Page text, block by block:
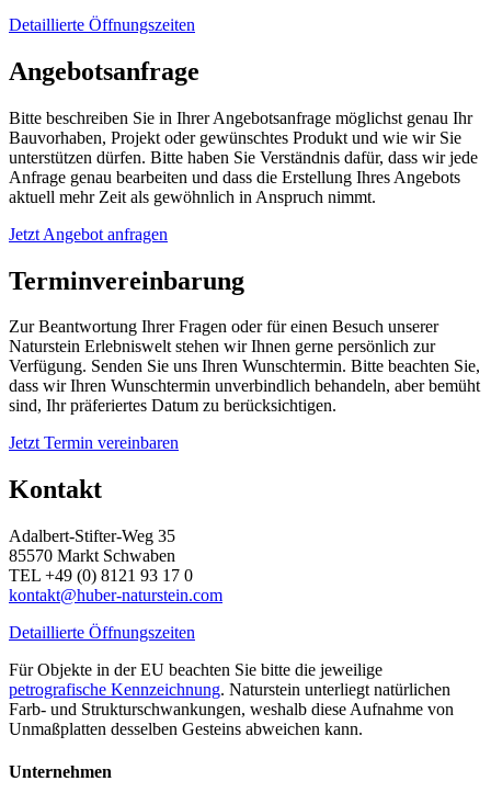
Detaillierte Öffnungszeiten
Angebotsanfrage
Bitte beschreiben Sie in Ihrer Angebotsanfrage möglichst genau Ihr
Bauvorhaben, Projekt oder gewünschtes Produkt und wie wir Sie
unterstützen dürfen. Bitte haben Sie Verständnis dafür, dass wir jede
Anfrage genau bearbeiten und dass die Erstellung Ihres Angebots
aktuell mehr Zeit als gewöhnlich in Anspruch nimmt.
Jetzt Angebot anfragen
Terminvereinbarung
Zur Beantwortung Ihrer Fragen oder für einen Besuch unserer
Naturstein Erlebniswelt stehen wir Ihnen gerne persönlich zur
Verfügung. Senden Sie uns Ihren Wunschtermin. Bitte beachten Sie,
dass wir Ihren Wunschtermin unverbindlich behandeln, aber bemüht
sind, Ihr präferiertes Datum zu berücksichtigen.
Jetzt Termin vereinbaren
Kontakt
Adalbert-Stifter-Weg 35
85570 Markt Schwaben
TEL +49 (0) 8121 93 17 0
kontakt@huber-naturstein.com
Detaillierte Öffnungszeiten
Für Objekte in der EU beachten Sie bitte die jeweilige
petrografische Kennzeichnung. Naturstein unterliegt natürlichen
Farb- und Strukturschwankungen, weshalb diese Aufnahme von
Unmaßplatten desselben Gesteins abweichen kann.
Unternehmen